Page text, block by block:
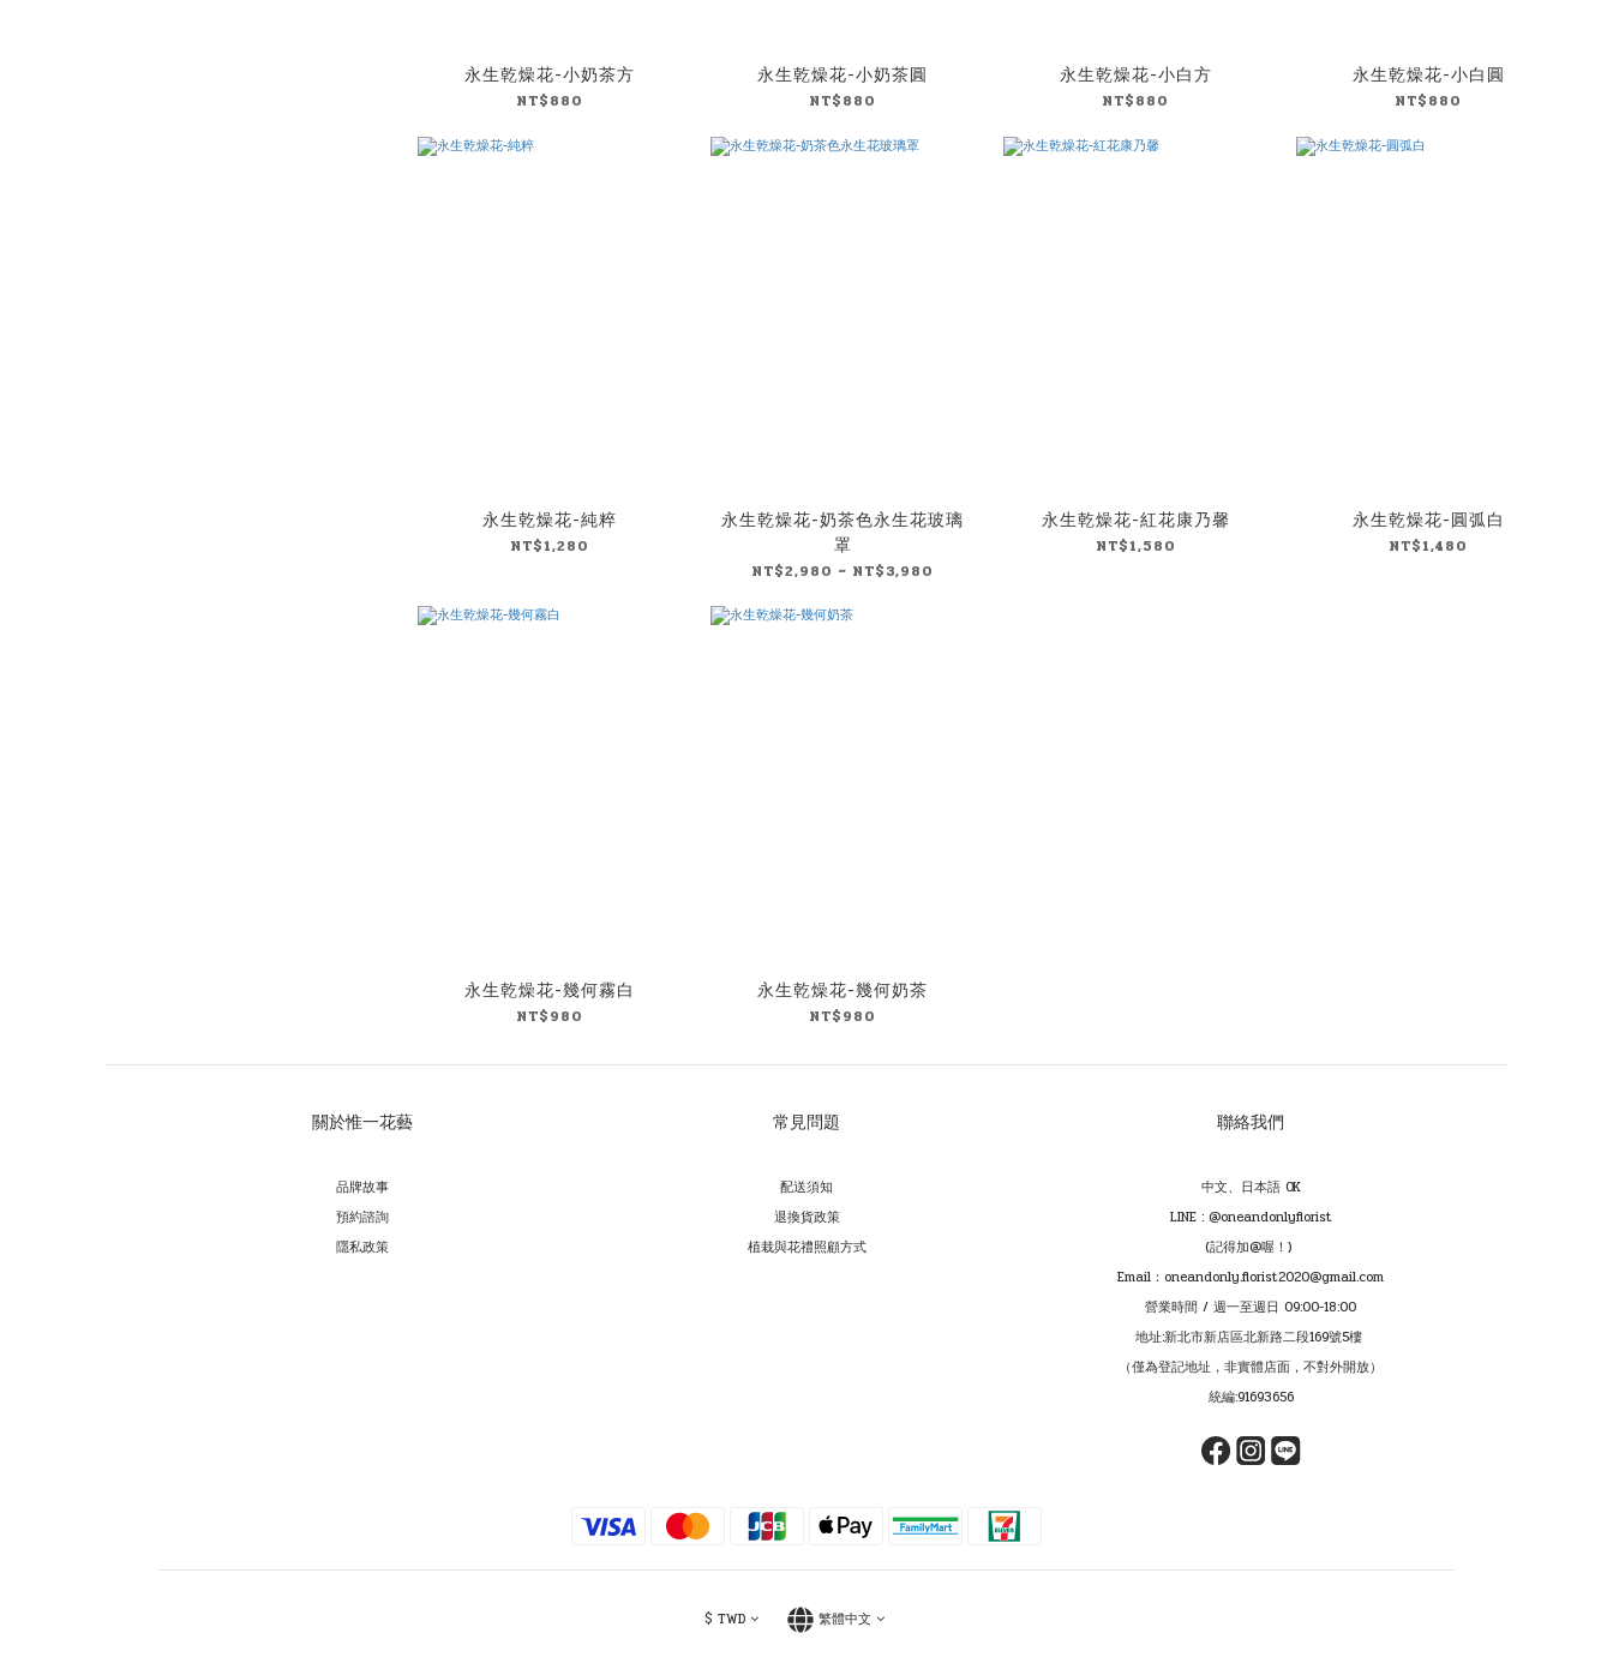
永生乾燥花-小奶茶方
NT$880
永生乾燥花-小奶茶圓
NT$880
永生乾燥花-小白方
NT$880
永生乾燥花-小白圓
NT$880
永生乾燥花-純粹
NT$1,280
永生乾燥花-奶茶色永生花玻璃
罩
NT$2,980 ~ NT$3,980
永生乾燥花-紅花康乃馨
NT$1,580
永生乾燥花-圓弧白
NT$1,480
永生乾燥花-幾何霧白
NT$980
永生乾燥花-幾何奶茶
NT$980
關於惟一花藝
品牌故事
預約諮詢
隱私政策
常見問題
配送須知
退換貨政策
植栽與花禮照顧方式
聯絡我們
中文、日本語 OK
LINE : @oneandonlyflorist
(記得加@喔！)
Email：oneandonly.florist2020@gmail.com
營業時間 / 週一至週日 09:00-18:00
地址:新北市新店區北新路二段169號5樓
（僅為登記地址，非實體店面，不對外開放）
統編:91693656
$ TWD 繁體中文